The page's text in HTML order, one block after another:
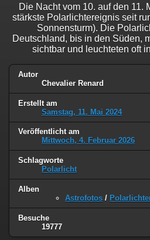
Die Nacht vom 10. auf den 11.
stärkste Polarlichtereignis seit
Sonnensturm). Die
Deutschland, bis in den Süden,
sichtbar und leuchteten oft
Autor
Chevalier Renard
Erstellt am
Samstag, 11. Mai 2024
Veröffentlicht am
Mittwoch, 4. Februar 2026
Schlagworte
Polarlicht
Alben
Astrofotos /
Besuche
19777